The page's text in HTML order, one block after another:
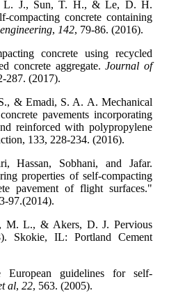
L. J., Sun, T. H., & Le, D. H.
compacting concrete containing
, 142, 79-86. (2016).
concrete using recycled
concrete aggregate.Journal of
287. (2017).
& Emadi, S. A. A. Mechanical
pavements incorporating
reinforced with polypropylene
133, 228-234. (2016).
Hassan, Sobhani, and Jafar.
properties of self-compacting
pavement of flight surfaces."
97.(2014).
M. L., & Akers, D. J. Pervious
Skokie, IL: Portland Cement
guidelines for self-
al, 22, 563. (2005).